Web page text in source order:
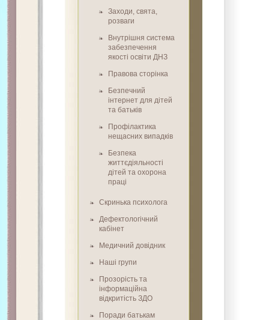
Заходи, свята,
розваги
Внутрішня система
забезпечення
якості освіти ДНЗ
Правова сторінка
Безпечний
інтернет для дітей
та батьків
Профілактика
нещасних випадків
Безпека
життєдіяльності
дітей та охорона
праці
Скринька психолога
Дефектологічний
кабінет
Медичний довідник
Наші групи
Прозорість та
інформаційна
відкритість ЗДО
Поради батькам